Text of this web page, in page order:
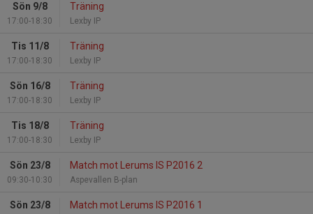
Sön 9/8
17:00-18:30
Träning
Lexby IP
Tis 11/8
17:00-18:30
Träning
Lexby IP
Sön 16/8
17:00-18:30
Träning
Lexby IP
Tis 18/8
17:00-18:30
Träning
Lexby IP
Sön 23/8
09:30-10:30
Match mot Lerums IS P2016 2
Aspevallen B-plan
Sön 23/8 Match mot Lerums IS P2016 1